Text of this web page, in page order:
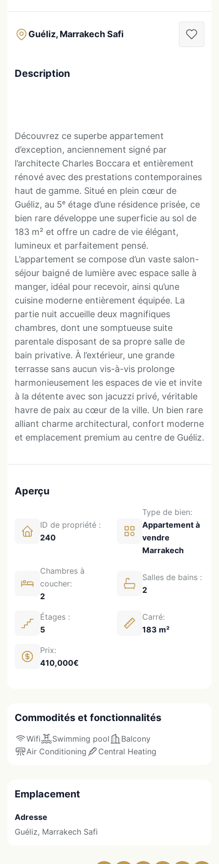
Guéliz, Marrakech Safi
Description
Découvrez ce superbe appartement
d’exception, anciennement signé par
l’architecte Charles Boccara et entièrement
rénové avec des prestations contemporaines
haut de gamme. Situé en plein cœur de
Guéliz, au 5ᵉ étage d’une résidence prisée, ce
bien rare développe une superficie au sol de
183 m² et offre un cadre de vie élégant,
lumineux et parfaitement pensé.
L’appartement se compose d’un vaste salon-
séjour baigné de lumière avec espace salle à
manger, idéal pour recevoir, ainsi qu’une
cuisine moderne entièrement équipée. La
partie nuit accueille deux magnifiques
chambres, dont une somptueuse suite
parentale disposant de sa propre salle de
bain privative. À l’extérieur, une grande
terrasse sans aucun vis-à-vis prolonge
harmonieusement les espaces de vie et invite
à la détente avec son jacuzzi privé, véritable
havre de paix au cœur de la ville. Un bien rare
alliant charme architectural, confort moderne
et emplacement premium au centre de Guéliz.
Aperçu
ID de propriété :
240
Type de bien:
Appartement à
vendre
Marrakech
Chambres à
coucher:
2
Salles de bains :
2
Étages :
5
Carré:
183 m²
Prix:
410,000€
Commodités et fonctionnalités
Wifi Swimming pool
Balcony
Air Conditioning
Central Heating
Emplacement
Adresse
Guéliz, Marrakech Safi